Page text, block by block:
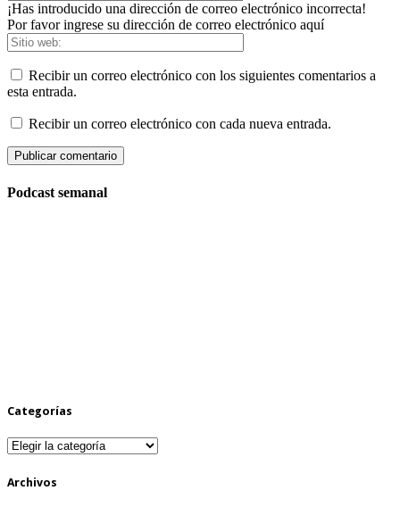
¡Has introducido una dirección de correo electrónico incorrecta!
Por favor ingrese su dirección de correo electrónico aquí
Recibir un correo electrónico con los siguientes comentarios a
esta entrada.
Recibir un correo electrónico con cada nueva entrada.
Podcast semanal
Categorías
Categorías
Archivos